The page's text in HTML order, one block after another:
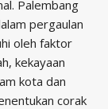
Palembang
pergaulan
oleh faktor
kekayaan
kota dan
corak